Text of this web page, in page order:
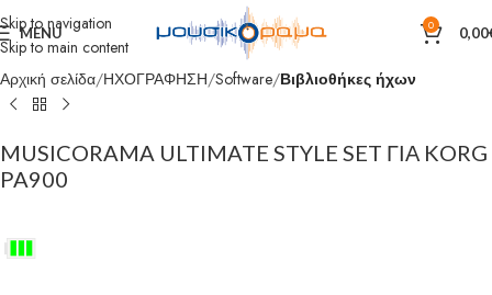
Skip to navigation
Skip to main content
MENU 0 0,00
Αρχική σελίδα ΗΧΟΓΡΑΦΗΣΗ Software Βιβλιοθήκες ήχων
MUSICORAMA ULTIMATE STYLE SET ΓΙΑ KORG
PA900